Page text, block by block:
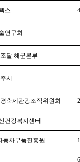
스
연구회
달 해군본부
시
축제관광조직위원회
건강복지센터
동차부품진흥원